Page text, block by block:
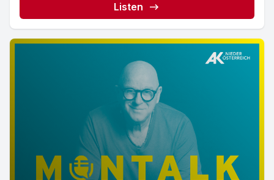
Listen